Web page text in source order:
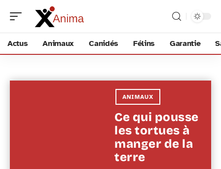
Actus Animaux Canidés Félins Garantie
ANIMAUX
Ce qui pousse
les tortues à
manger de la
terre